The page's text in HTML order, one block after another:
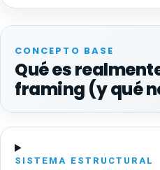
CONCEPTO BASE
Qué es
framing (y qué
SISTEMA ESTRUCTURAL